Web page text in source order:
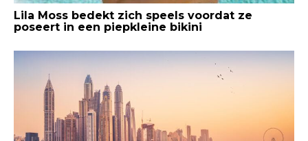
Lila Moss bedekt zich speels voordat ze
poseert in een piepkleine bikini